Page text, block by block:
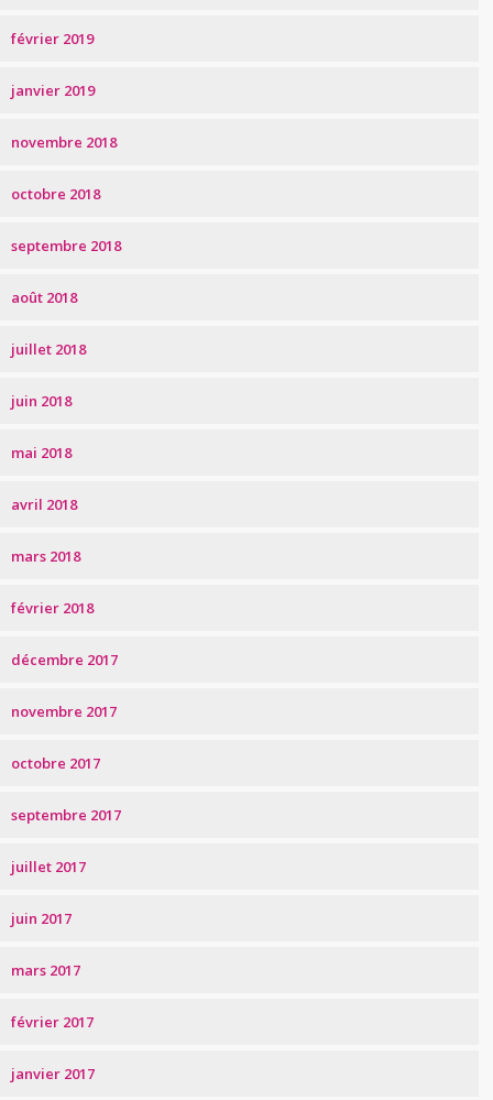
février 2019
janvier 2019
novembre 2018
octobre 2018
septembre 2018
août 2018
juillet 2018
juin 2018
mai 2018
avril 2018
mars 2018
février 2018
décembre 2017
novembre 2017
octobre 2017
septembre 2017
juillet 2017
juin 2017
mars 2017
février 2017
janvier 2017